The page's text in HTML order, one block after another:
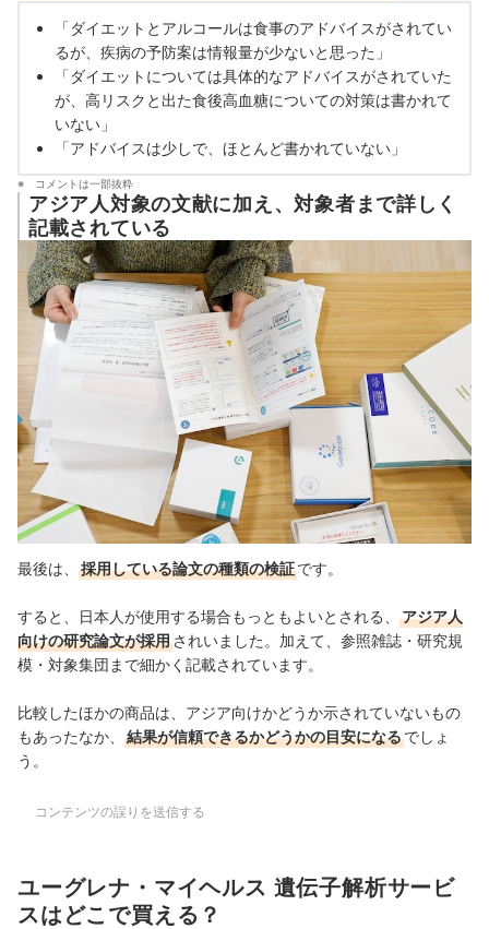
「ダイエットとアルコールは食事のアドバイスがされてい
るが、疾病の予防案は情報量が少ないと思った」
「ダイエットについては具体的なアドバイスがされていた
が、高リスクと出た食後高血糖についての対策は書かれて
いない」
「アドバイスは少しで、ほとんど書かれていない」
コメントは一部抜粋
アジア人対象の文献に加え、対象者まで詳しく
記載されている
最後は、 採用している論文の種類の検証です。
すると、日本人が使用する場合もっともよいとされる、
アジア人
向けの研究論文が採用されいました。加えて、参照雑誌・研究規
模・対象集団まで細かく記載されています。
比較したほかの商品は、アジア向けかどうか示されていないもの
もあったなか、
結果が信頼できるかどうかの目安になるでしょ
う。
コンテンツの誤りを送信する
ユーグレナ・マイヘルス 遺伝子解析サービ
スはどこで買える？